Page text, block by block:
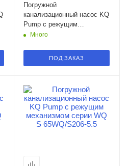
Погружной
канализационный насос KQ
Pump с режущим
механизмом серии WQ S
Много
ПОД ЗАКАЗ